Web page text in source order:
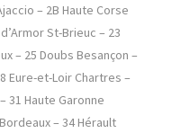
– 2B Haute Corse
St-Brieuc – 23
– 25 Doubs Besançon –
Eure-et-Loir Chartres –
31 Haute Garonne
– 34 Hérault